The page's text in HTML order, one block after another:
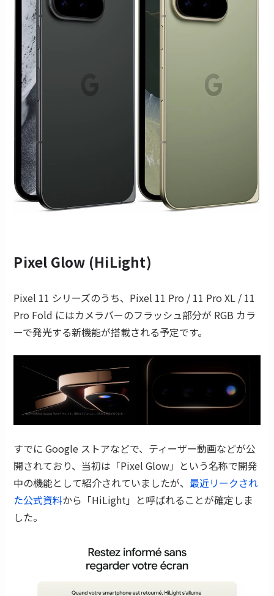
Pixel Glow (HiLight)
Pixel 11 シリーズのうち、Pixel 11 Pro / 11 Pro XL / 11
Pro Fold にはカメラバーのフラッシュ部分が RGB カラ
ーで発光する新機能が搭載される予定です。
すでに Google ストアなどで、ティーザー動画などが公
開されており、当初は「Pixel Glow」という名称で開発
中の機能として紹介されていましたが、 最近リークされ
た公式資料から「HiLight」と呼ばれることが確定しま
した。